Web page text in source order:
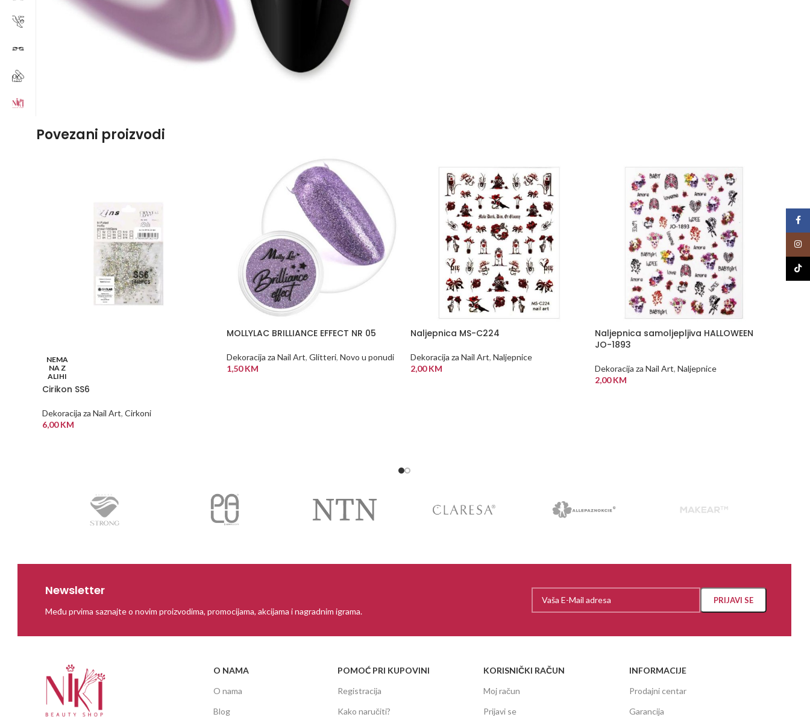
Povezani proizvodi
NEMA
NA Z
ALIHI
Cirikon SS6
Dekoracija za Nail Art, Cirkoni
6,00KM
MOLLYLAC BRILLIANCE EFFECT NR 05
Dekoracija za Nail Art, Glitteri, Novo u ponudi
1,50KM
Naljepnica MS-C224
Dekoracija za Nail Art, Naljepnice
2,00KM
Naljepnica samoljepljiva HALLOWEEN
JO-1893
Dekoracija za Nail Art, Naljepnice
2,00KM
Newsletter
Među prvima saznajte o novim proizvodima, promocijama, akcijama i nagradnim igrama.
O NAMA
O nama
Blog
POMOĆ PRI KUPOVINI
Registracija
Kako naručiti?
KORISNIČKI RAČUN
Moj račun
Prijavi se
INFORMACIJE
Prodajni centar
Garancija